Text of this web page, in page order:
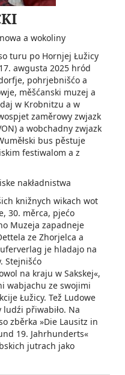
a wokoliny
turu po Hornjej Łužicy
awgusta 2025 hród
pohrjebnišćo a
měšćanski muzej a
w Krobnitzu a w
zaměrowy zwjazk
a wobchadny zwjazk
bus pěstuje
festiwalom a z
nakładnistwa
knižnych wikach wot
30. měrca, pjećo
Muzeja zapadneje
ze Zhorjelca a
je hladajo na
Stejnišćo
na kraju w Sakskej«,
wabjachu ze swojimi
Łužicy. Tež Ludowe
ludźi přiwabiło. Na
zběrka »Die Lausitz in
19. Jahrhunderts«
jutrach jako